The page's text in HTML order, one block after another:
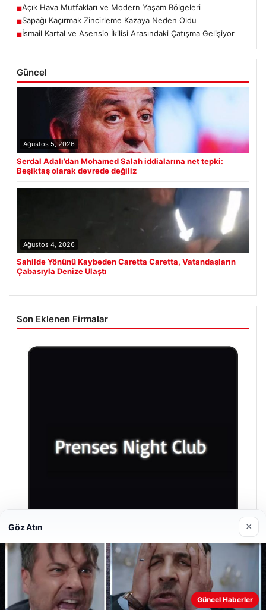
■Açık Hava Mutfakları ve Modern Yaşam Bölgeleri
■Sapağı Kaçırmak Zincirleme Kazaya Neden Oldu
■İsmail Kartal ve Asensio İkilisi Arasındaki Çatışma Gelişiyor
Güncel
Ağustos 5, 2026
Serdal Adalı’dan Mohamed Salah iddialarına net tepki:
Beşiktaş olarak devrede değiliz
Ağustos 4, 2026
Sahilde Yönünü Kaybeden Caretta Caretta, Vatandaşların
Çabasıyla Denize Ulaştı
Son Eklenen Firmalar
Prenses Night Club
Nisan 29, 2026
Web sitemizi nasıl kullandığınızı daha iyi anlayabilmek,
Göz Atın ×
Güncel Haberler